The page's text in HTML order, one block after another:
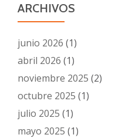
ARCHIVOS
junio 2026 (1)
abril 2026 (1)
noviembre 2025 (2)
octubre 2025 (1)
julio 2025 (1)
mayo 2025 (1)